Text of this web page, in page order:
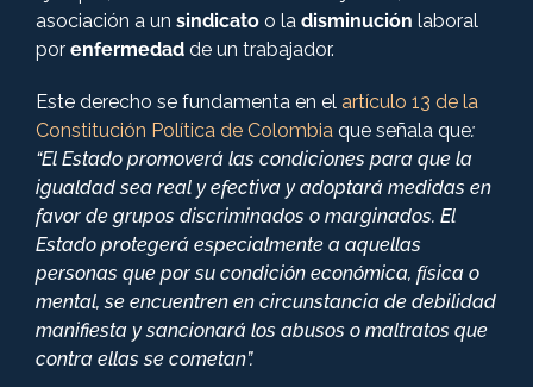
Derecho administrativo
asociación a un sindicato o la disminución laboral
por enfermedad de un trabajador.
Este derecho se fundamenta en el artículo 13 de la
Constitución Política de Colombia que señala que:
“El Estado promoverá las condiciones para que la
igualdad sea real y efectiva y adoptará medidas en
favor de grupos discriminados o marginados. El
Estado protegerá especialmente a aquellas
personas que por su condición económica, física o
mental, se encuentren en circunstancia de debilidad
manifiesta y sancionará los abusos o maltratos que
contra ellas se cometan”.